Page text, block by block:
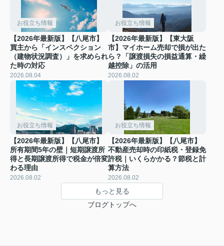
お役立ち情報
【2026年最新版】【八尾市】
買主から「インスペクション
（建物状況調査）」を求められ
た時の対応
2026.08.04
お役立ち情報
【2026年最新版】【東大阪
市】マイホーム売却で損が出た
ら？「譲渡損失の損益通算・繰
越控除」の活用
2026.08.02
お役立ち情報
【2026年最新版】【八尾市】
所有期間5年の壁｜短期譲渡所
得と長期譲渡所得で税金が倍変
わる理由
2026.08.02
お役立ち情報
【2026年最新版】【八尾市】
不動産売却時の印紙税・登録免
許税｜いくらかかる？節税と計
算方法
2026.08.02
もっと見る
ブログトップへ